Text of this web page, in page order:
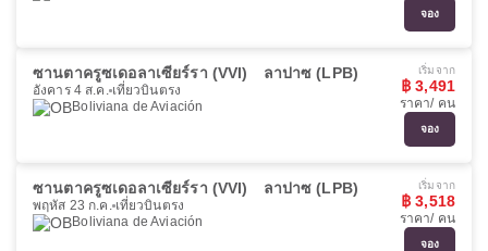
จอง
ซานตาครูซเดอลาเซียร์รา (VVI) ลาปาซ (LPB)
อังคาร 4 ส.ค. เที่ยวบินตรง
Boliviana de Aviación
เริ่มจาก
฿ 3,491
ราคา/ คน
จอง
ซานตาครูซเดอลาเซียร์รา (VVI) ลาปาซ (LPB)
พฤหัส 23 ก.ค. เที่ยวบินตรง
Boliviana de Aviación
เริ่มจาก
฿ 3,518
ราคา/ คน
จอง